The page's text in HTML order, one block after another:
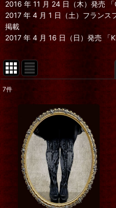
2016 年 11 月 24 日（木）発売
2017 年 4 月 1 日（土）フランス
掲載
2017 年 4 月 16 日（日）発売 「
在庫あり
並び順
7件